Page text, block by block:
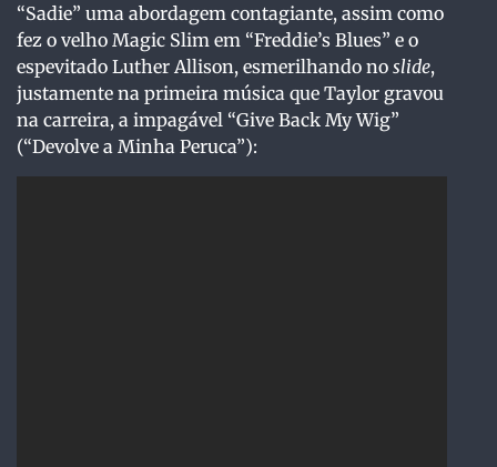
“Sadie” uma abordagem contagiante, assim como
fez o velho Magic Slim em “Freddie’s Blues” e o
espevitado Luther Allison, esmerilhando no slide,
justamente na primeira música que Taylor gravou
na carreira, a impagável “Give Back My Wig”
(“Devolve a Minha Peruca”):